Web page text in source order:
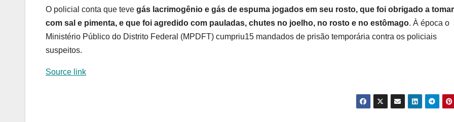
O policial conta que teve gás lacrimogênio e gás de espuma jogados em seu rosto, que foi obrigado a
com sal e pimenta, e que foi agredido com pauladas, chutes no joelho, no rosto e no estômago. À época o
Ministério Público do Distrito Federal (MPDFT) cumpriu15 mandados de prisão temporária contra os policiais
suspeitos.
Source link